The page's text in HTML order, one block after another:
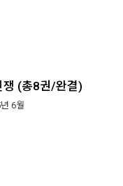
쟁 (총8권/완결)
6월